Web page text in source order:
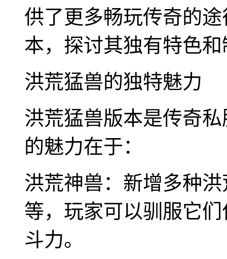
供了更多畅玩传奇的
本，探讨其独有特色
洪荒猛兽的独特魅力
洪荒猛兽版本是传奇
的魅力在于：
洪荒神兽：新增多种
等，玩家可以驯服它
斗力。